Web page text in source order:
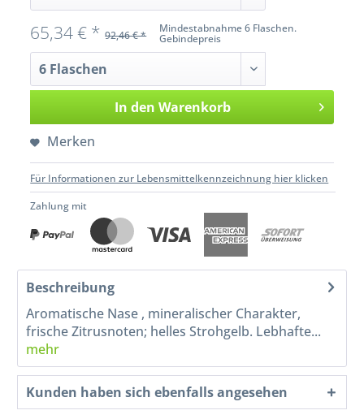
Mindestabnahme 6 Flaschen.
Gebindepreis
65,34 € * 92,46 € *
In den Warenkorb
Merken
Für Informationen zur Lebensmittelkennzeichnung hier klicken
Zahlung mit
Beschreibung
Aromatische Nase , mineralischer Charakter,
frische Zitrusnoten; helles Strohgelb. Lebhafte...
mehr
Kunden haben sich ebenfalls angesehen